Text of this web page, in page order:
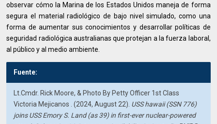
observar cómo la Marina de los Estados Unidos maneja de forma
segura el material radiológico de bajo nivel simulado, como una
forma de aumentar sus conocimientos y desarrollar políticas de
seguridad radiológica australianas que protejan a la fuerza laboral,
al público y al medio ambiente.
Fuente:
Lt.Cmdr. Rick Moore, & Photo By Petty Officer 1st Class
Victoria Mejicanos . (2024, August 22). USS hawaii (SSN 776)
joins USS Emory S. Land (as 39) in first-ever nuclear-powered